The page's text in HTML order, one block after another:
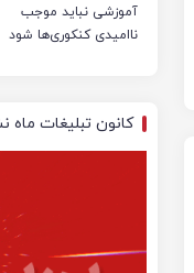
آموزشی نباید موجب
ناامیدی کنکوری‌ها شود
کانون تبلیغات ماه